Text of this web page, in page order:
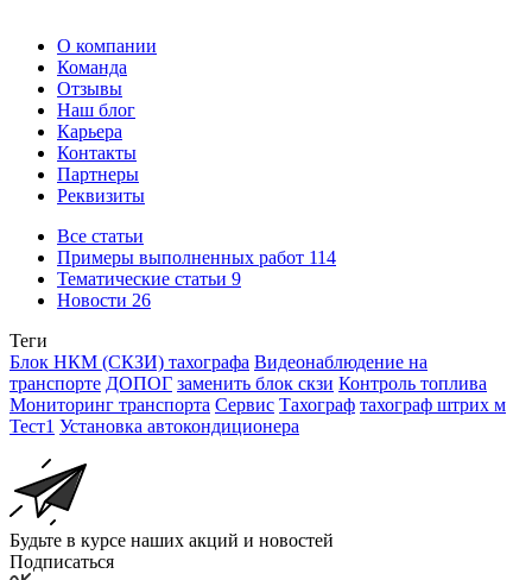
О компании
Команда
Отзывы
Наш блог
Карьера
Контакты
Партнеры
Реквизиты
Все статьи
Примеры выполненных работ 114
Тематические статьи 9
Новости 26
Теги
Блок НКМ (СКЗИ) тахографа Видеонаблюдение на
транспорте ДОПОГ заменить блок скзи Контроль топлива
Мониторинг транспорта Сервис Тахограф тахограф штрих м
Тест1 Установка автокондиционера
Будьте в курсе наших акций и новостей
Подписаться